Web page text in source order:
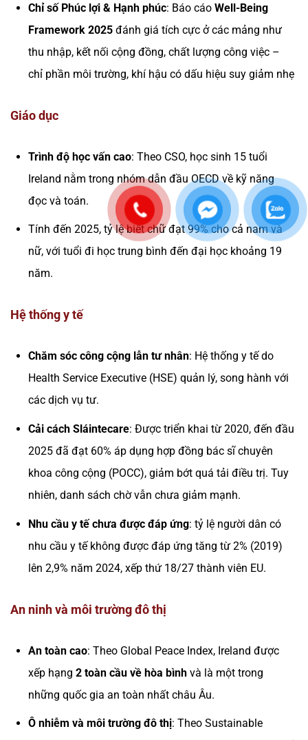
Chỉ số Phúc lợi & Hạnh phúc: Báo cáo Well-Being
Framework 2025đánh giá tích cực ở các mảng như
thu nhập, kết nối cộng đồng, chất lượng công việc –
chỉ phần môi trường, khí hậu có dấu hiệu suy giảm nhẹ
Giáo dục
Trình độ học vấn cao: Theo CSO, học sinh 15 tuổi
Ireland nằm trong nhóm dẫn đầu OECD về kỹ năng
đọc và toán.
Tính đến 2025, tỷ lệ biết chữ đạt 99% cho cả nam và
nữ, với tuổi đi học trung bình đến đại học khoảng 19
năm.
Hệ thống y tế
Chăm sóc công cộng lẫn tư nhân: Hệ thống y tế do
Health Service Executive (HSE) quản lý, song hành với
các dịch vụ tư.
Cải cách Sláintecare: Được triển khai từ 2020, đến đầu
2025 đã đạt 60% áp dụng hợp đồng bác sĩ chuyên
khoa công cộng (POCC), giảm bớt quá tải điều trị. Tuy
nhiên, danh sách chờ vẫn chưa giảm mạnh.
Nhu cầu y tế chưa được đáp ứng: tỷ lệ người dân có
nhu cầu y tế không được đáp ứng tăng từ 2% (2019)
lên 2,9% năm 2024, xếp thứ 18/27 thành viên EU.
An ninh và môi trường đô thị
An toàn cao: Theo Global Peace Index, Ireland được
xếp hạng 2 toàn cầu về hòa bìnhvà là một trong
những quốc gia an toàn nhất châu Âu.
Ô nhiễm và môi trường đô thị: Theo Sustainable